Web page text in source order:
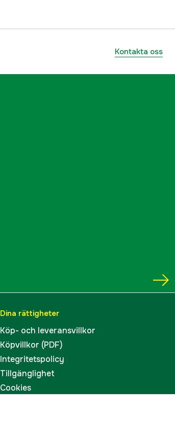
602374510
Kontakta oss
Dina rättigheter
Köp- och leveransvillkor
Köpvillkor (PDF)
Integritetspolicy
Tillgänglighet
Cookies